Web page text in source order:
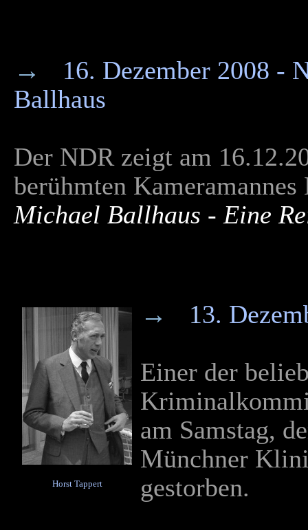
→
16. Dezember 2008 -
Ballhaus
Der NDR zeigt am
berühmten
Michael Ballhaus - Eine
Horst Tappert
→ 13.
Einer der
am Samstag,
Münchner
gestorben.